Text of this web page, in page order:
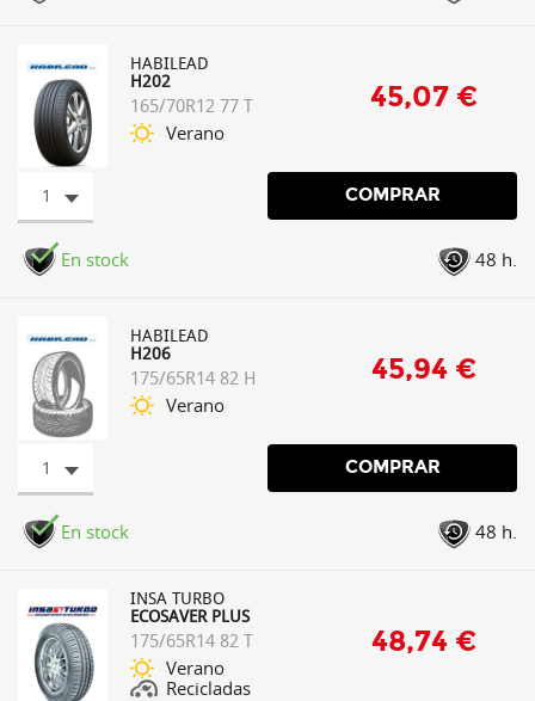
HABILEAD
H202
165/70R12 77 T
Verano
45,07 €
1 COMPRAR
En stock 48 h.
HABILEAD
H206
175/65R14 82 H
Verano
45,94 €
1 COMPRAR
En stock 48 h.
INSA TURBO
ECOSAVER PLUS
175/65R14 82 T
Verano
Recicladas
48,74 €